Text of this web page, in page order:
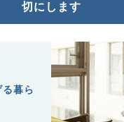
切にします
暮ら